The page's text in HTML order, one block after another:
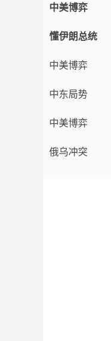
中美博弈
懂伊朗总统
中美博弈
中东局势
中美博弈
俄乌冲突